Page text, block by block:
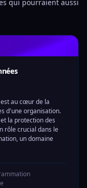
qui pourraient aussi
au cœur de la
d'une organisation.
la protection des
rôle crucial dans le
un domaine